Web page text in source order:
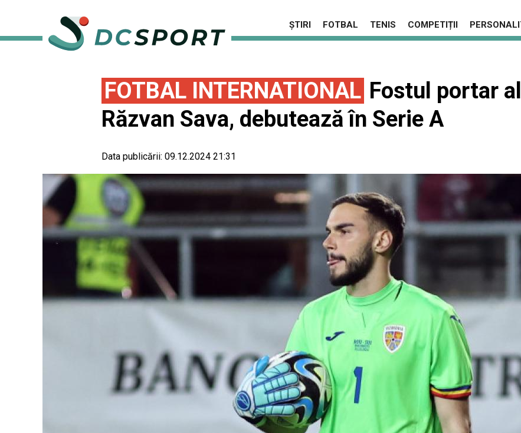
ȘTIRI FOTBAL TENIS COMPETIȚII
FOTBAL INTERNATIONAL Fostul portar
Răzvan Sava, debutează în Serie A
Data publicării: 09.12.2024 21:31